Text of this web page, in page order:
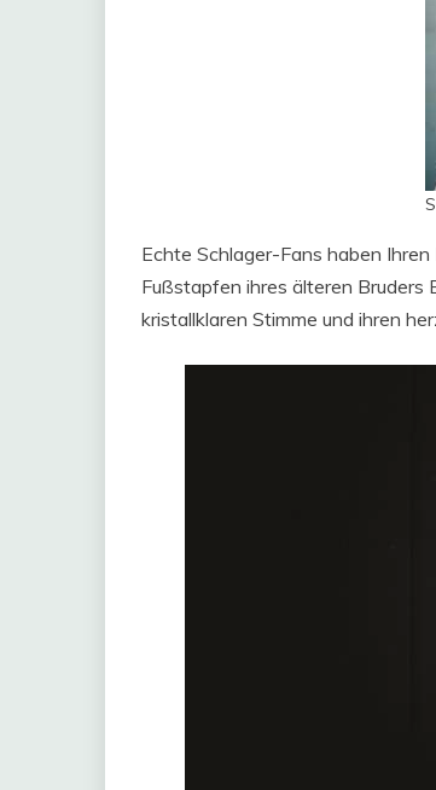
Echte Schlager-Fans haben
Fußstapfen ihres älteren Bruders
kristallklaren Stimme und ihren